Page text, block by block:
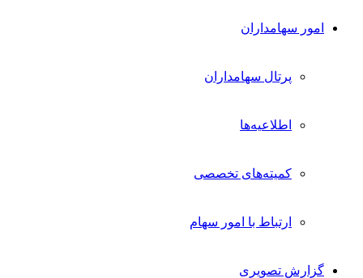
امور سهامداران
پرتال سهامداران
اطلاعیه‌ها
کمیته‌های تخصصی
ارتباط با امور سهام
گزارش تصویری